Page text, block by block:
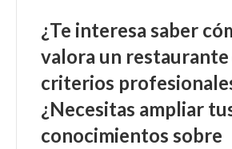
¿Te interesa saber
valora un restaurante
criterios
¿Necesitas ampliar
conocimientos sobre